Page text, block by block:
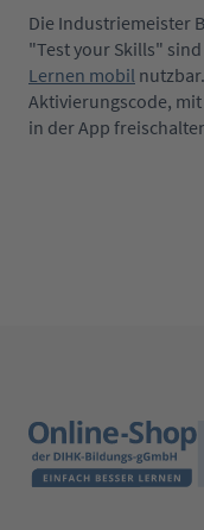
Die Industriemeister
"Test your Skills"
Lernen mobil
Aktivierungscode,
in der App